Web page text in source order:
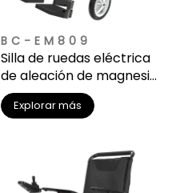
BC-EM809
Silla de ruedas eléctrica
de aleación de magnesio
más ligera para viajes
Explorar más